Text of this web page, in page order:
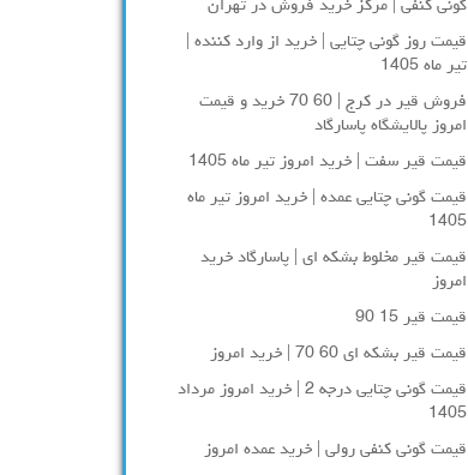
گونی کنفی | مرکز خرید فروش در تهران
قیمت روز گونی چتایی | خرید از وارد کننده |
تیر ماه 1405
فروش قیر در کرج | 60 70 خرید و قیمت
امروز پالایشگاه پاسارگاد
قیمت قیر سفت | خرید امروز تیر ماه 1405
قیمت گونی چتایی عمده | خرید امروز تیر ماه
1405
قیمت قیر مخلوط بشکه ای | پاسارگاد خرید
امروز
قیمت قیر 15 90
قیمت قیر بشکه ای 60 70 | خرید امروز
قیمت گونی چتایی درجه 2 | خرید امروز مرداد
1405
قیمت گونی کنفی رولی | خرید عمده امروز